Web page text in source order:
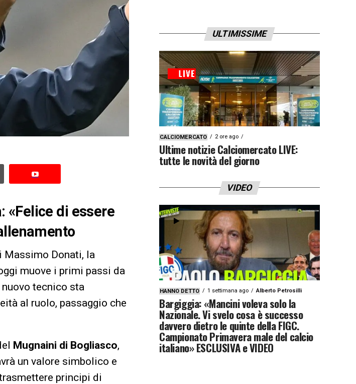
«Felice di essere
Massimo Donati, la
muove i primi passi da
tecnico sta
al ruolo, passaggio che
Mugnaini di Bogliasco,
un valore simbolico e
principi di
ULTIMISSIME
CALCIOMERCATO 2 ore ago
Ultime notizie Calciomercato LIVE:
tutte le novità del giorno
VIDEO
HANNO DETTO 1 settimana ago Alberto Petrosilli
Bargiggia: «Mancini voleva solo la
Nazionale. Vi svelo cosa è successo
davvero dietro le quinte della FIGC.
Campionato Primavera male del calcio
italiano» ESCLUSIVA e VIDEO